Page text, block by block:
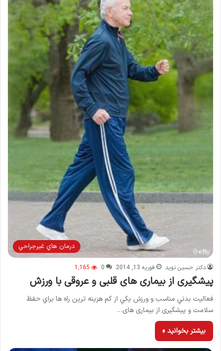
درمان هاي غيرجراحي
دکتر حسین نوید فوریه 13, 2014 0
1,165
پيشگيری از بيماری های قلبی و عروقی با ورزش
فعاليت بدني مناسب و ورزش يكي از كم هزينه ترين راه ها براي حفظ
سلامت و پيشگيری از بيماری های…
بیشتر بخوانید »